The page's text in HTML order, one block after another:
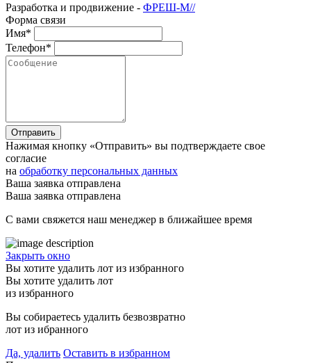
Разработка и продвижение - ФРЕШ-М//
Форма связи
Имя*
Телефон*
Отправить
Нажимая кнопку «Отправить» вы подтверждаете свое
согласие
на обработку персональных данных
Ваша заявка отправлена
Ваша заявка отправлена
С вами свяжется наш менеджер в ближайшее время
Закрыть окно
Вы хотите удалить лот из избранного
Вы хотите удалить лот
из избранного
Вы собираетесь удалить безвозвратно
лот из ибранного
Да, удалить Оставить в избранном